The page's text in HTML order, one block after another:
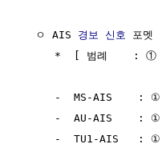
  ㅇ AIS
경보 신호 포멧
     *  [ 범례    : ①
     -  MS-AIS    : ①
     -  AU-AIS    : ①
     -  TU1-AIS   : ①